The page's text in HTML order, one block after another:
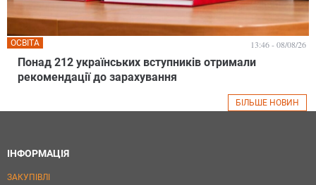
Понад 212 українських вступників отримали
рекомендації до зарахування
ОСВІТА 13:46 - 08/08/26
БІЛЬШЕ НОВИН
ІНФОРМАЦІЯ
ЗАКУПІВЛІ